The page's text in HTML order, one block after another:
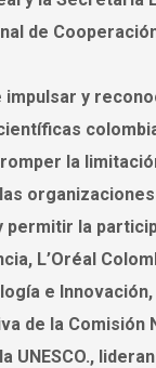
impulsar y
la
organizaciones
permitir la
L’Oréal
e Innovación,
de la Comisión
UNESCO.,